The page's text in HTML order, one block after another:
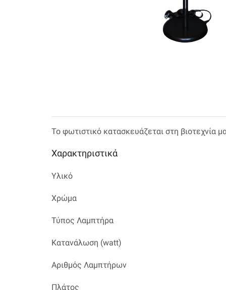
Το φωτιστικό κατασκευάζεται στη βιοτεχνία
Χαρακτηριστικά
Υλικό
Χρώμα
Τύπος Λαμπτήρα
Κατανάλωση (watt)
Αριθμός Λαμπτήρων
Πλάτος